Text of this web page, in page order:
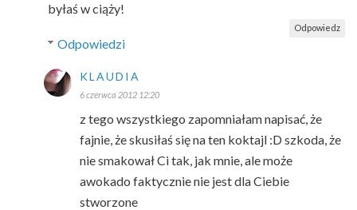
byłaś w ciąży!
Odpowiedz
Odpowiedzi
KLAUDIA
6 czerwca 2012 12:20
z tego wszystkiego zapomniałam napisać, że
fajnie, że skusiłaś się na ten koktajl :D szkoda, że
nie smakował Ci tak, jak mnie, ale może
awokado faktycznie nie jest dla Ciebie
stworzone